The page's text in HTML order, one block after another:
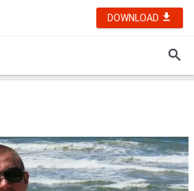
DOWNLOAD